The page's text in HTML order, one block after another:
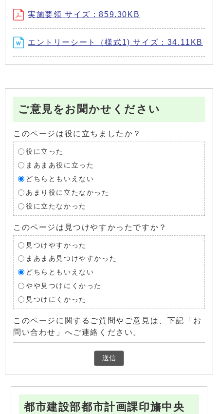
実施要領 サイズ：859.30KB
エントリーシート（様式1) サイズ：34.11KB
ご意見をお聞かせください
このページは役に立ちましたか？
役に立った
まあまあ役に立った
どちらともいえない
あまり役に立たなかった
役に立たなかった
このページは見つけやすかったですか？
見つけやすかった
まあまあ見つけやすかった
どちらともいえない
やや見つけにくかった
見つけにくかった
このページに関するご質問やご意見は、下記「お
問い合わせ」へご連絡ください。
都市建設部都市計画課印旛中央